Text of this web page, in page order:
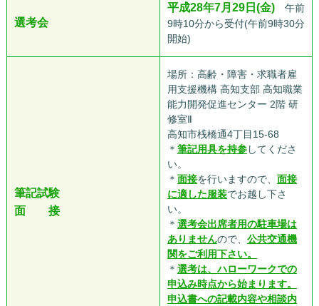
選考会
平成28年7月29日(金)午前
9時10分から受付(午前9時30分
開始)
筆記試験
面 接
場所：高齢・障害・求職者雇
用支援機構 高知支部 高知職業
能力開発促進センター 2階 研
修室Ⅱ
高知市桟橋通4丁目15-68
＊ 筆記用具を持参してくださ
い。
＊ 面接を行いますので、 面接
に適した服装でお越し下さ
い。
＊ 選考会出席者用の駐車場は
ありませんので、 公共交通機
関をご利用下さい。
＊ 選考は、ハローワークでの
申込み時点から始まります。
申込書への記載内容や相談内